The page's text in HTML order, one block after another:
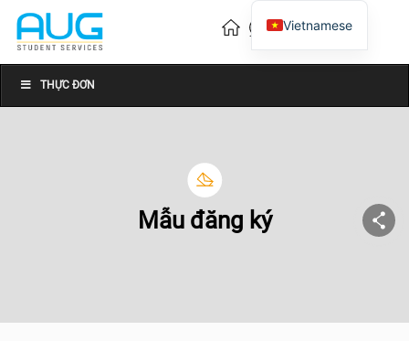
THỰC ĐƠN
Mẫu đăng ký
Vietnamese